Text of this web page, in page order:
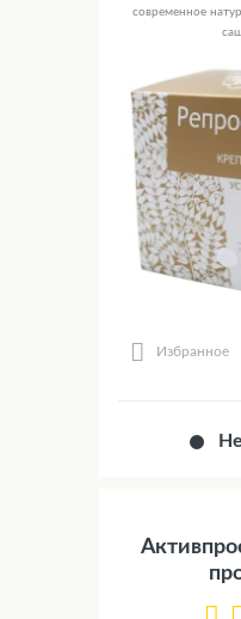
современное
Избранное